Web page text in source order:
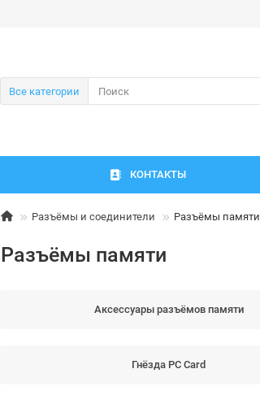
Все категории
КОНТАКТЫ
Разъёмы и соединители Разъёмы памяти
Разъёмы памяти
Аксессуары разъёмов памяти
Гнёзда PC Card